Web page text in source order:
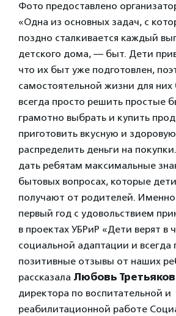
Фото предоставлено
«Одна из основных задач, с
поздно сталкивается каждый
детского дома, — быт. Дети
что их быт уже подготовлен,
самостоятельной жизни для них
всегда просто решить простые
грамотно выбрать и купить
приготовить вкусную и
распределить деньги на
дать ребятам максимальные
бытовых вопросах, которые
получают от родителей.
первый год с удовольствием
в проектах УБРиР «Дети верят в
социальной адаптации и всегда
позитивные отзывы от наших
рассказала Любовь
директора по воспитательной и
реабилитационной работе